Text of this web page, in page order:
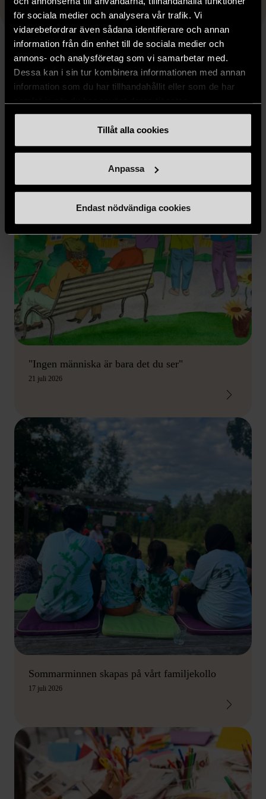
för sociala medier och analysera vår trafik. Vi
vidarebefordrar även sådana identifierare och annan
information från din enhet till de sociala medier och
annons- och analysföretag som vi samarbetar med.
Dessa kan i sin tur kombinera informationen med annan
information som du har tillhandahållit eller som de har
Tillåt alla cookies
Anpassa
Endast nödvändiga cookies
NYHETER
"Ingen människa är bara det du ser"
21 juli 2026
Sommarminnen skapas på vårt familjekollo
17 juli 2026